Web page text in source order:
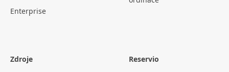
Enterprise
Zdroje Reservio